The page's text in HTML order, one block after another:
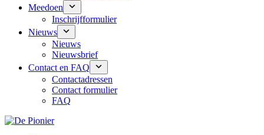
Meedoen
Inschrijfformulier
Nieuws
Nieuws
Nieuwsbrief
Contact en FAQ
Contactadressen
Contact formulier
FAQ